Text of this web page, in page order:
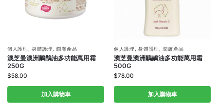
個人護理 ,身體護理 ,潤膚產品
澳芝曼澳洲鴯鶓油多功能萬用霜
250G
$58.00
加入購物車
個人護理 ,身體護理 ,潤膚產品
澳芝曼澳洲鴯鶓油多功能萬用霜
500G
$78.00
加入購物車